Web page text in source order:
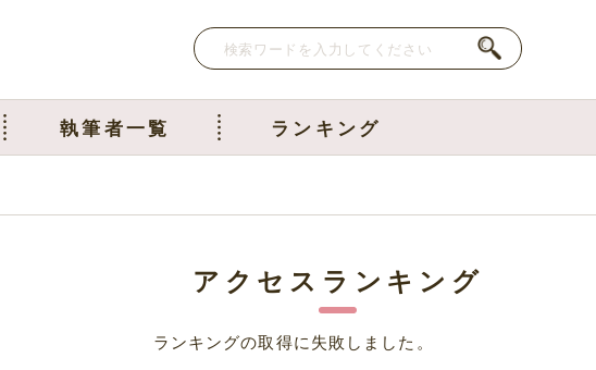
執筆者一覧 ランキング
アクセスランキング
ランキングの取得に失敗しました。